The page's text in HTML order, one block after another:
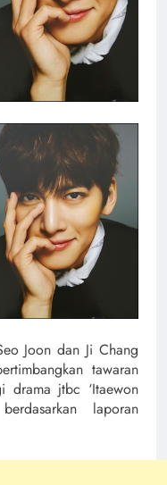
Joon dan Ji Chang
tawaran
drama jtbc ‘Itaewon
laporan